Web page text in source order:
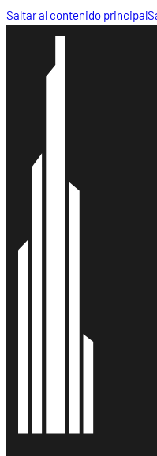
Saltar al contenido principal